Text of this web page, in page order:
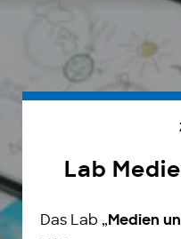
Lab
Das Lab „ Medien